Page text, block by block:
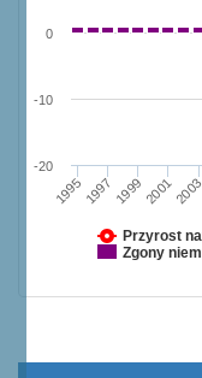
Przyrost
Zgony
19951997 199920012003
-20
-10
0